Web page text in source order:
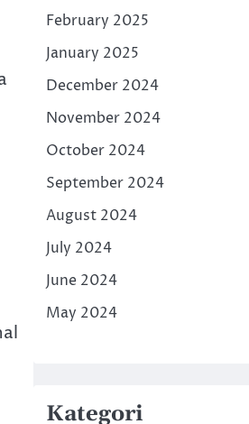
February 2025
January 2025
December 2024
November 2024
October 2024
September 2024
August 2024
July 2024
June 2024
May 2024
Kategori